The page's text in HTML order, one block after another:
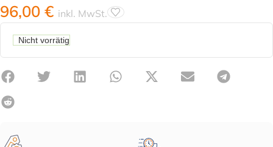
96,00 € inkl. MwSt.
Nicht vorrätig